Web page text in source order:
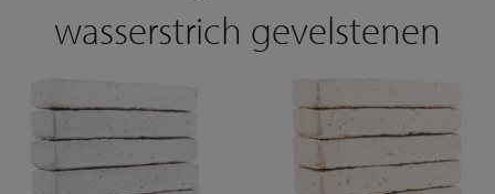
wasserstrich gevelstenen